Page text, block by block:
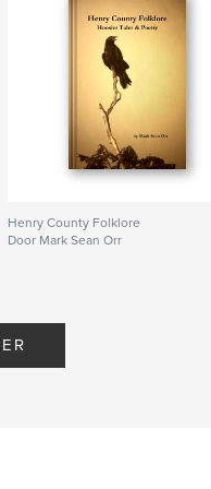
Henry County Folklore
Door Mark Sean Orr